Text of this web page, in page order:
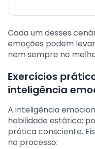
Cada um desses
emoções podem
nem sempre no
Exercícios
inteligência
A inteligência
habilidade estática;
prática consciente.
no processo: